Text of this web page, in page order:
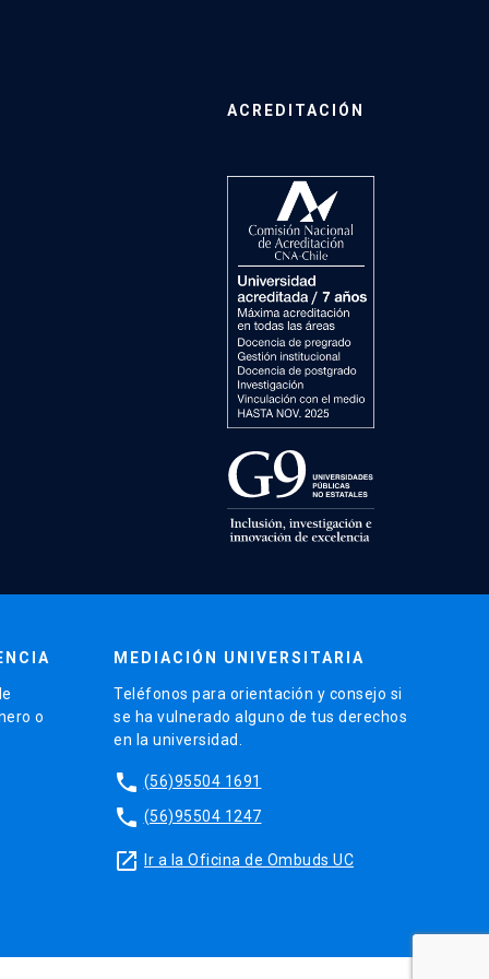
ACREDITACIÓN
o
MEDIACIÓN UNIVERSITARIA
Teléfonos para orientación y consejo si
se ha vulnerado alguno de tus derechos
en la universidad.
phone (56)95504 1691
phone (56)95504 1247
launch Ir a la Oficina de Ombuds UC